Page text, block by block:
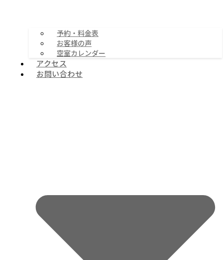
予約・料金表
お客様の声
空室カレンダー
アクセス
お問い合わせ